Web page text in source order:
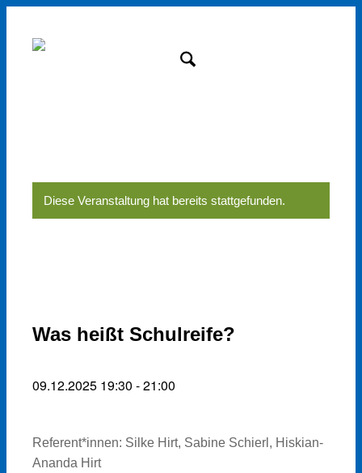
Suche
Diese Veranstaltung hat bereits stattgefunden.
Was heißt Schulreife?
09.12.2025 19:30 -21:00
Referent*innen: Silke Hirt, Sabine Schierl, Hiskian-
Ananda Hirt